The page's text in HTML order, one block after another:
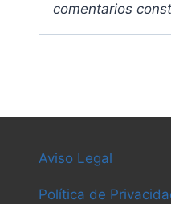
comentarios
Aviso Legal
Política de